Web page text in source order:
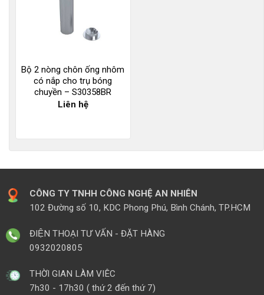
Bộ 2 nòng chôn ống nhôm
có nắp cho trụ bóng
chuyền – S30358BR
Liên hệ
CÔNG TY TNHH CÔNG NGHỆ AN NHIÊN
102 Đường số 10, KDC Phong Phú, Bình Chánh, TP.HCM
ĐIỆN THOẠI TƯ VẤN - ĐẶT HÀNG
0932020805
THỜI GIAN LÀM VIÊC
7h30 - 17h30 ( thứ 2 đến thứ 7)